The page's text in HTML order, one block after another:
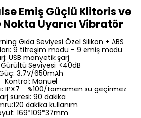
Emiş Güçlü Klitoris ve
Nokta Uyarıcı Vibratör
Gıda Seviyesi Özel Silikon + ABS
9 titreşim modu - 9 emiş modu
USB manyetik şarj
Seviyesi: <40dB
3.7V/650mAh
Kontrol: Manuel
IPX7 - %100/tamamen su geçirmez
süresi: 90 dakika
dakika kullanım
169*109*37mm